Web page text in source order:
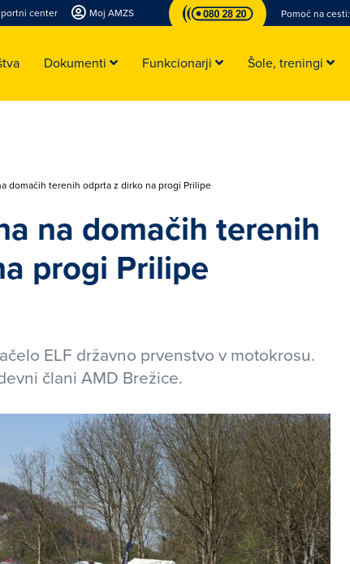
center Moj AMZS Pomoč na cesti:
Dokumenti Funkcionarji Šole, treningi
domačih terenih odprta z dirko na progi Prilipe
na domačih terenih
progi Prilipe
ELF državno prvenstvo v motokrosu.
člani AMD Brežice.